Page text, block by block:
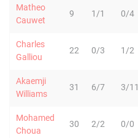
Matheo
Cauwet
9 1/1 0/4
Charles
Galliou
22 0/3 1/2
Akaemji
Williams
31 6/7 3/11
Mohamed
Choua
30 2/2 0/0